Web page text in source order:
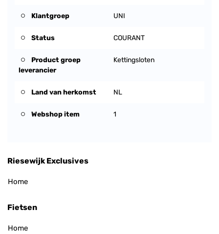
Klantgroep UNI
Status COURANT
Product groep
leverancier
Kettingsloten
Land van herkomst NL
Webshop item 1
Riesewijk Exclusives
Home
Fietsen
Home